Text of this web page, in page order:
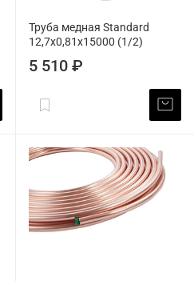
Труба медная Standard
12,7х0,81х15000 (1/2)
5 510 ₽